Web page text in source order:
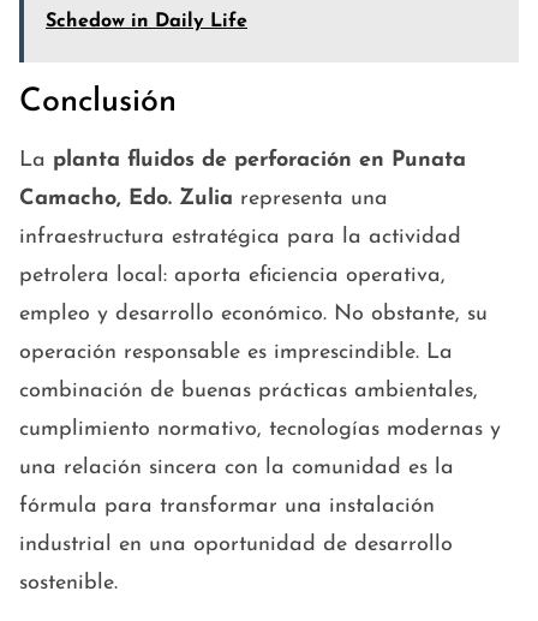
Schedow in Daily Life
Conclusión
La planta fluidos de perforación en Punata
Camacho, Edo. Zulia representa una
infraestructura estratégica para la actividad
petrolera local: aporta eficiencia operativa,
empleo y desarrollo económico. No obstante, su
operación responsable es imprescindible. La
combinación de buenas prácticas ambientales,
cumplimiento normativo, tecnologías modernas y
una relación sincera con la comunidad es la
fórmula para transformar una instalación
industrial en una oportunidad de desarrollo
sostenible.